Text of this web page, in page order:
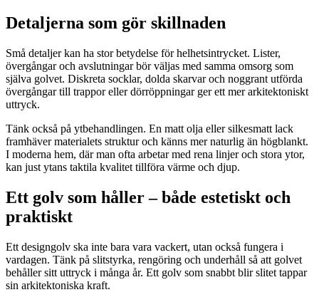
Detaljerna som gör skillnaden
Små detaljer kan ha stor betydelse för helhetsintrycket. Lister,
övergångar och avslutningar bör väljas med samma omsorg som
själva golvet. Diskreta socklar, dolda skarvar och noggrant utförda
övergångar till trappor eller dörröppningar ger ett mer arkitektoniskt
uttryck.
Tänk också på ytbehandlingen. En matt olja eller silkesmatt lack
framhäver materialets struktur och känns mer naturlig än högblankt.
I moderna hem, där man ofta arbetar med rena linjer och stora ytor,
kan just ytans taktila kvalitet tillföra värme och djup.
Ett golv som håller – både estetiskt och
praktiskt
Ett designgolv ska inte bara vara vackert, utan också fungera i
vardagen. Tänk på slitstyrka, rengöring och underhåll så att golvet
behåller sitt uttryck i många år. Ett golv som snabbt blir slitet tappar
sin arkitektoniska kraft.